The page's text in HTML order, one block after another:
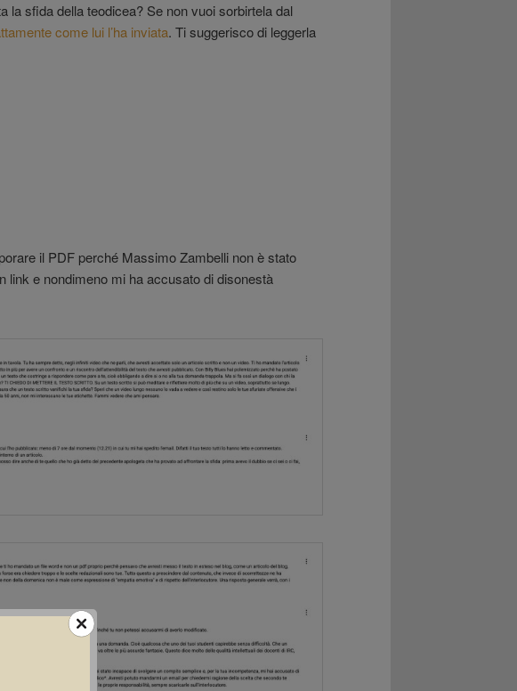
la sfida della teodicea? Se non vuoi sorbirtela dal
come lui l’ha inviata. Ti suggerisco di leggerla
il PDF perché Massimo Zambelli non è stato
link e nondimeno mi ha accusato di disonestà